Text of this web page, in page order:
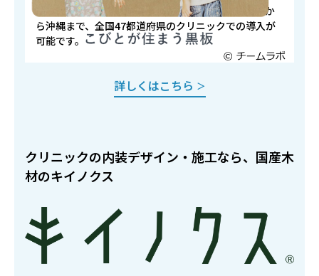
利用地域による機能の制限等はありません。北海道か
ら沖縄まで、全国47都道府県のクリニックでの導入が
可能です。
詳しくはこちら ＞
クリニックの内装デザイン・施工なら、国産木
材のキイノクス